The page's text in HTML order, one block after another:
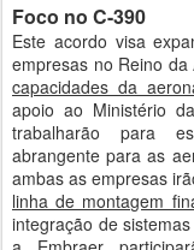
Foco no C-390
Este acordo visa
empresas no Reino
capacidades da
apoio ao Ministério
trabalharão para
abrangente para as
ambas as empresas
linha de montagem
integração de